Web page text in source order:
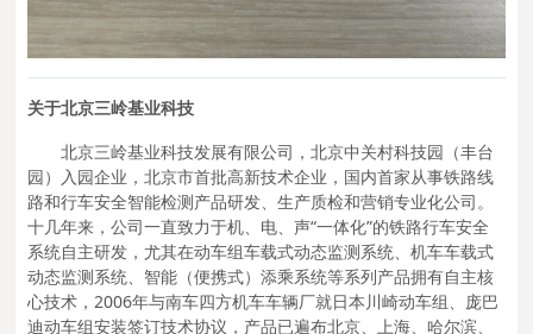
关于北京三岭基业科技
北京三岭基业科技发展有限公司，北京中关村科技园（丰台
园）入园企业，北京市首批高新技术企业，国内首家从事铁路线
路和行车安全智能检测产品研发、生产质检和营销专业化公司。
十几年来，公司一直致力于机、电、声“一体化”的铁路行车安全
系统自主研发，尤其在动车组车载式动态监测系统、机车车载式
动态监测系统、智能（便携式）添乘系统等系列产品拥有自主核
心技术，2006年与南车四方机车车辆厂就日本川崎动车组、庞巴
迪动车组安装签订技术协议，产品已遍布北京、上海、哈尔滨、